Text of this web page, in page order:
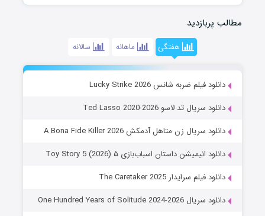
مطالب پربازدید
هفتگی ماهانه سالانه
دانلود فیلم ضربه شانس Lucky Strike 2026
دانلود سریال تد لاسو Ted Lasso 2020-2026
دانلود سریال زن متاهل آدمکش A Bona Fide Killer 2026
دانلود انیمیشن داستان اسباب‌بازی ۵ Toy Story 5 (2026)
دانلود فیلم سرایدار The Caretaker 2025
دانلود سریال One Hundred Years of Solitude 2024-2026